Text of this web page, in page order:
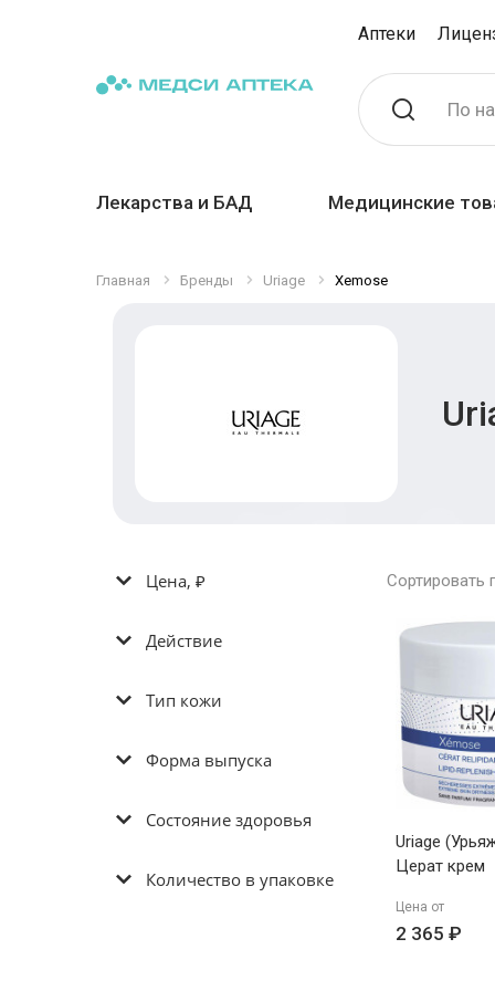
Аптеки
По
Лекарства и БАД Медицинские
Главная Бренды Uriage Xemose
Цена, ₽
Действие
Тип кожи
Форма выпуска
Состояние здоровья
Количество в упаковке
Сортировать
Uriage
Церат крем
против
200мл
Цена от
2 365 ₽